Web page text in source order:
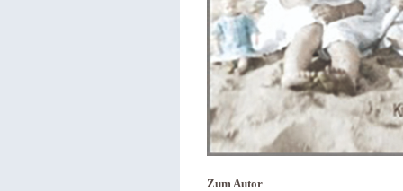
Zum Autor